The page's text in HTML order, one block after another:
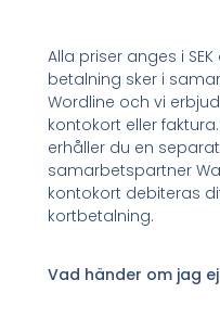
Alla priser anges i
betalning sker i
Wordline och vi
kontokort eller
erhåller du en
samarbetspartner
kontokort debiteras
kortbetalning.
Vad händer om jag